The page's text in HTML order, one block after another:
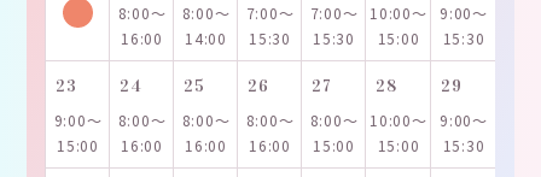
8:00～
16:00
8:00～
14:00
7:00～
15:30
7:00～
15:30
10:00～
15:00
9:00～
15:30
23
9:00～
15:00
24
8:00～
16:00
25
8:00～
16:00
26
8:00～
16:00
27
8:00～
15:00
28
10:00～
15:00
29
9:00～
15:30